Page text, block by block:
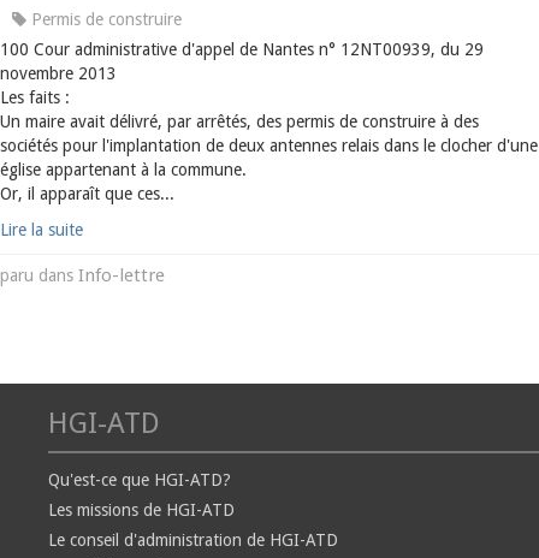
Permis de construire
100 Cour administrative d'appel de Nantes n° 12NT00939, du 29
novembre 2013
Les faits :
Un maire avait délivré, par arrêtés, des permis de construire à des
sociétés pour l'implantation de deux antennes relais dans le clocher d'une
église appartenant à la commune.
Or, il apparaît que ces...
Lire la suite
paru dans Info-lettre
HGI-ATD
Qu'est-ce que HGI-ATD?
Les missions de HGI-ATD
Le conseil d'administration de HGI-ATD